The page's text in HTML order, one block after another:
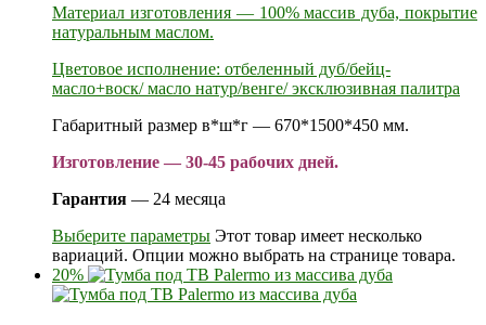
Материал изготовления — 100% массив дуба, покрытие
натуральным маслом.
Цветовое исполнение: отбеленный дуб/бейц-
масло+воск/ масло натур/венге/ эксклюзивная палитра
Габаритный размер в*ш*г — 670*1500*450 мм.
Изготовление — 30-45 рабочих дней.
Гарантия — 24 месяца
Выберите параметры Этот товар имеет несколько
вариаций. Опции можно выбрать на странице товара.
20%